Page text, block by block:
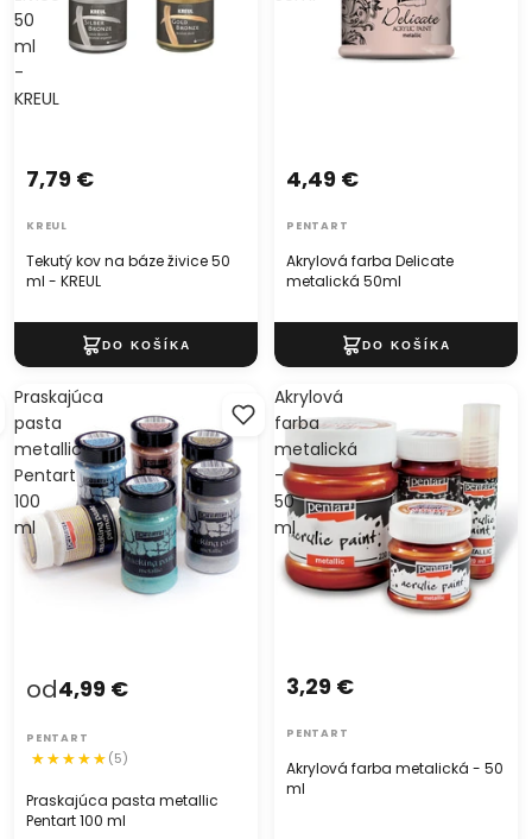
50
ml
-
KREUL
Tekutý kov na báze živice 50
ml - KREUL
7,79 €
KREUL
Akrylová farba Delicate
metalická 50ml
4,49 €
PENTART
Praskajúca
pasta
metallic
Pentart
100
ml
Praskajúca pasta metallic
Pentart 100 ml
od4,99 €
PENTART
(5)
Akrylová
farba
metalická
-
50
ml
Akrylová farba metalická - 50
ml
3,29 €
PENTART